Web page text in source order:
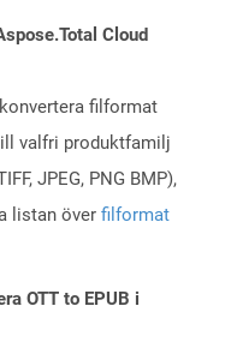
Cloud
filformat
valfri produktfamilj
JPEG, PNG BMP),
listan över filformat
OTT to EPUB i